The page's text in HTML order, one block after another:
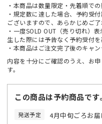
・本商品は数量限定・先着順での
・規定数に達した場合、予約受
ございますので、あらかじめご了
・一度SOLD OUT（売り切れ）
生した際には予告なく予約受付を
・本商品はご注文完了後のキャ
内容を十分にご確認のうえ、お
す。
この商品は予約商品です。
発送予定 4月中旬ごろお届